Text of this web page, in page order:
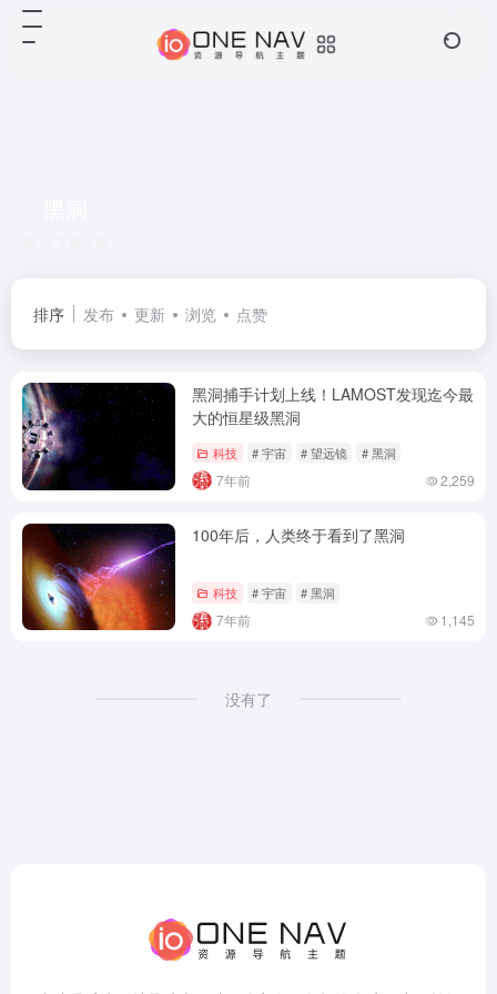
排序 发布 更新 浏览 点赞
黑洞捕手计划上线！LAMOST发现迄今最
大的恒星级黑洞
科技 # 宇宙 # 望远镜 # 黑洞
7年前 2,259
100年后，人类终于看到了黑洞
科技 # 宇宙 # 黑洞
7年前 1,145
没有了